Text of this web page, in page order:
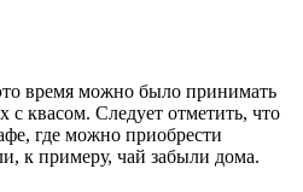
время можно было принимать
с квасом. Следует отметить, что
где можно приобрести
к примеру, чай забыли дома.